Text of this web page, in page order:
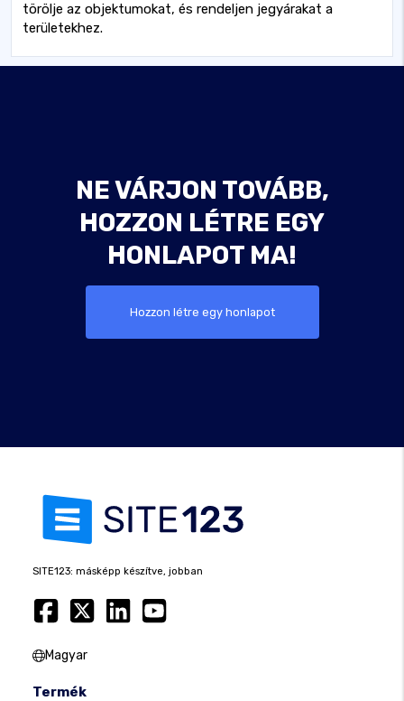
törölje az objektumokat, és rendeljen jegyárakat a
területekhez.
NE VÁRJON TOVÁBB,
HOZZON LÉTRE EGY
HONLAPOT MA!
Hozzon létre egy honlapot
SITE123: másképp készítve, jobban
Magyar
Termék